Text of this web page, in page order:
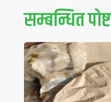
सम्बन्धित पाेष्ट